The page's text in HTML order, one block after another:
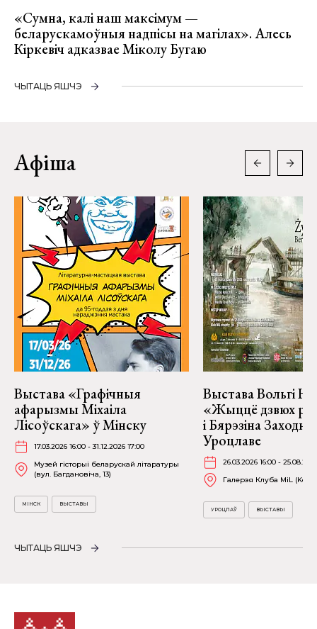
«Сумна, калі наш максімум —
беларускамоўныя надпісы на магілах». Алесь
Кіркевіч адказвае Міколу Бугаю
ЧЫТАЦЬ ЯШЧЭ
Афіша
Выстава «Графічныя
афарызмы Міхаіла
Лісоўскага» ў Мінску
17.03.2026 16:00 - 31.12.2026 17:00
Музей гісторыі беларускай літаратуры
(вул. Багдановіча, 13)
МІНСК ВЫСТАВЫ
Выстава Вольгі
«Жыццё дзвюх
і Бярэзіна
Уроцлаве
26.03.2026 16:00 -
Галерэя Клуба MiL
УРОЦЛАЎ ВЫСТАВЫ
ЧЫТАЦЬ ЯШЧЭ